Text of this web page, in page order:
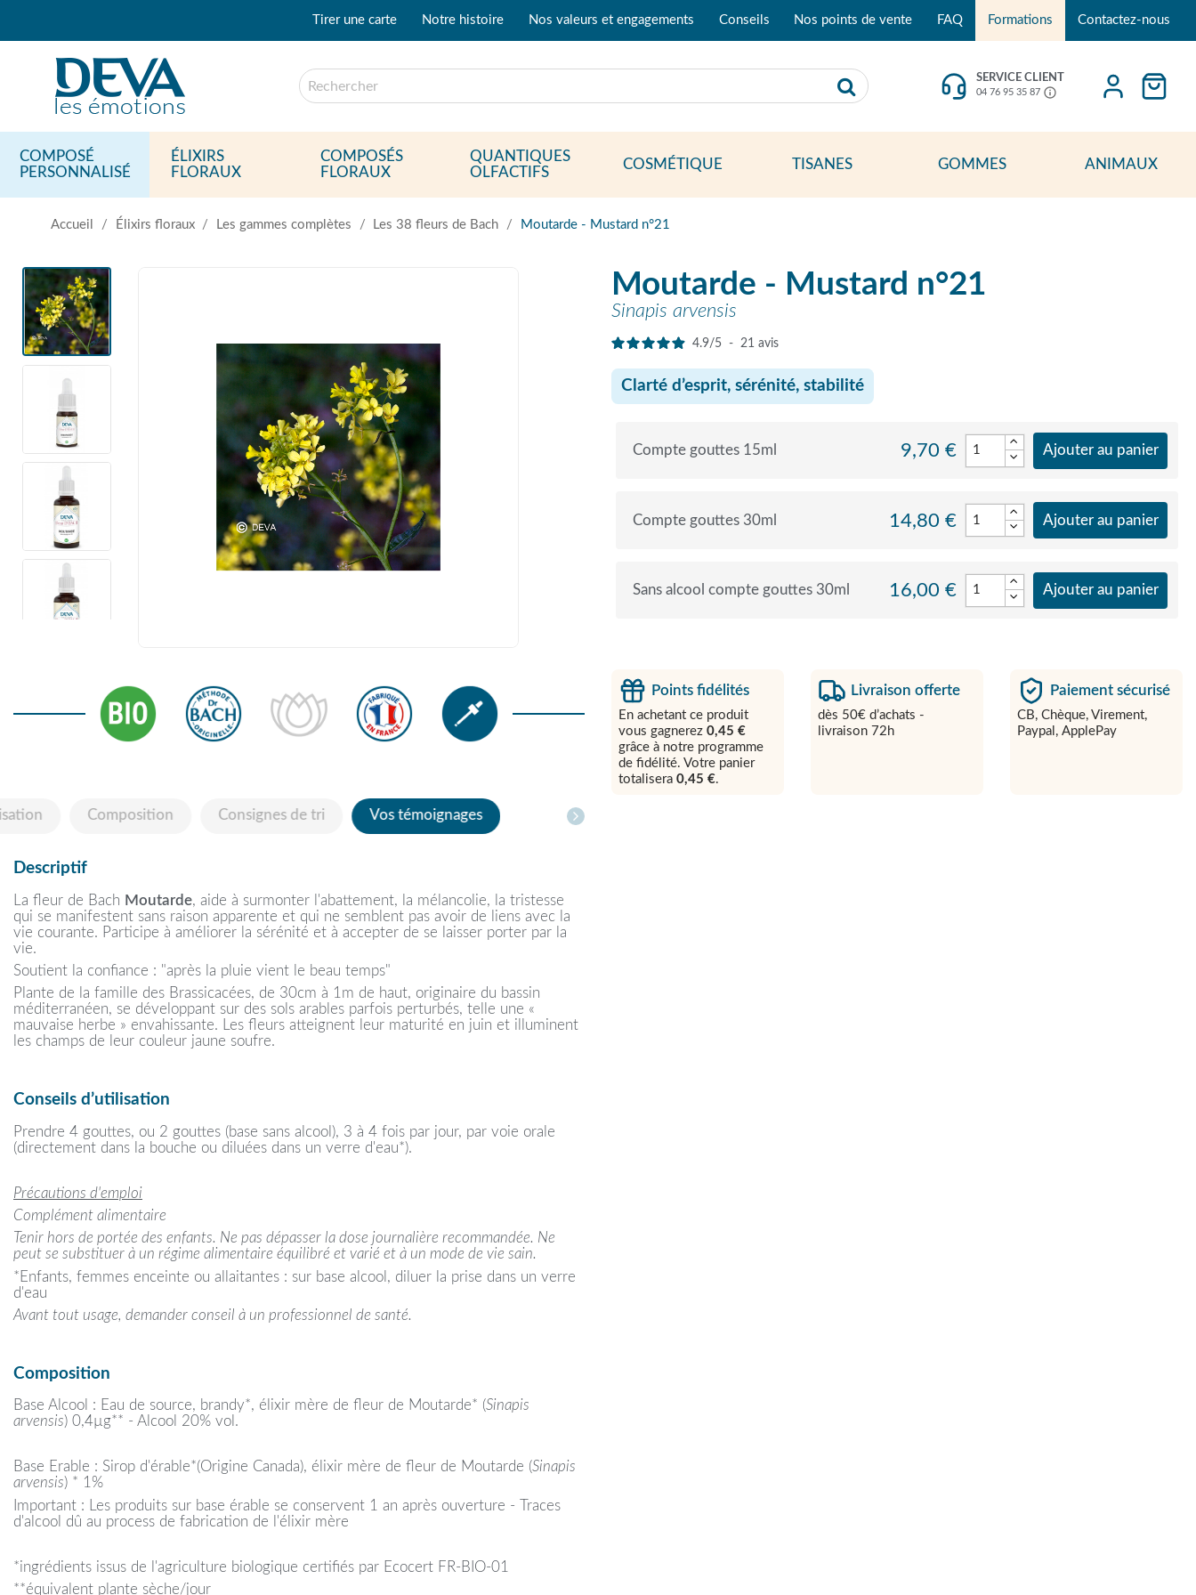
Contactez-nous
Formations
FAQ
Nos points de vente
Conseils
Nos valeurs et engagements
Notre histoire
Tirer une carte
SERVICE CLIENT
04 76 95 35 87
COMPOSÉ
PERSONNALISÉ
ÉLIXIRS
FLORAUX
COMPOSÉS
FLORAUX
QUANTIQUES
OLFACTIFS
COSMÉTIQUE TISANES GOMMES ANIMAUX
Accueil Élixirs floraux Les gammes complètes Les 38 fleurs de Bach Moutarde - Mustard n°21
Moutarde - Mustard n°21
Sinapis arvensis
4.9/5 - 21 avis
Clarté d’esprit, sérénité, stabilité
Compte gouttes 15ml 9,70 € Ajouter au panier
Compte gouttes 30ml 14,80 € Ajouter au panier
Sans alcool compte gouttes 30ml 16,00 € Ajouter au panier
Points fidélités
En achetant ce produit
vous gagnerez 0,45 €
grâce à notre programme
de fidélité. Votre panier
totalisera 0,45 €.
Livraison offerte
dès 50€ d’achats -
livraison 72h
Paiement sécurisé
CB, Chèque, Virement,
Paypal, ApplePay
Composition Consignes de tri Vos témoignages
Descriptif
La fleur de Bach Moutarde, aide à surmonter l'abattement, la mélancolie, la tristesse
qui se manifestent sans raison apparente et qui ne semblent pas avoir de liens avec la
vie courante. Participe à améliorer la sérénité et à accepter de se laisser porter par la
vie.
Soutient la confiance : "après la pluie vient le beau temps"
Plante de la famille des Brassicacées, de 30cm à 1m de haut, originaire du bassin
méditerranéen, se développant sur des sols arables parfois perturbés, telle une «
mauvaise herbe » envahissante. Les fleurs atteignent leur maturité en juin et illuminent
les champs de leur couleur jaune soufre.
Conseils d’utilisation
Prendre 4 gouttes, ou 2 gouttes (base sans alcool), 3 à 4 fois par jour, par voie orale
(directement dans la bouche ou diluées dans un verre d'eau*).
Précautions d'emploi
Complément alimentaire
Tenir hors de portée des enfants. Ne pas dépasser la dose journalière recommandée. Ne
peut se substituer à un régime alimentaire équilibré et varié et à un mode de vie sain.
*Enfants, femmes enceinte ou allaitantes : sur base alcool, diluer la prise dans un verre
d'eau
Avant tout usage, demander conseil à un professionnel de santé.
Composition
Base Alcool : Eau de source, brandy*, élixir mère de fleur de Moutarde* (Sinapis
arvensis) 0,4µg** - Alcool 20% vol.
Base Erable : Sirop d'érable*(Origine Canada), élixir mère de fleur de Moutarde (Sinapis
arvensis) * 1%
Important : Les produits sur base érable se conservent 1 an après ouverture - Traces
d'alcool dû au process de fabrication de l'élixir mère
*ingrédients issus de l'agriculture biologique certifiés par Ecocert FR-BIO-01
**équivalent plante sèche/jour